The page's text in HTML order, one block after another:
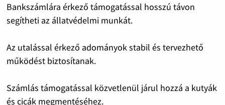
Bankszámlára érkező támogatással hosszú távon
segítheti az állatvédelmi munkát.
Az utalással érkező adományok stabil és tervezhető
működést biztosítanak.
Számlás támogatással közvetlenül járul hozzá a kutyák
és cicák megmentéséhez.